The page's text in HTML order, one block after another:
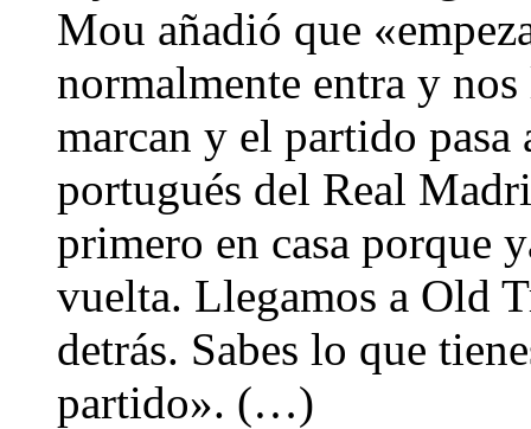
Mou añadió que
normalmente entra y
marcan y el partido
portugués del Real
primero en casa porque
vuelta. Llegamos a Old
detrás. Sabes lo que
partido». (…)